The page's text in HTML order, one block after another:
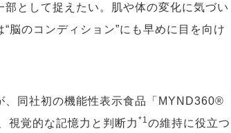
として捉えたい。肌や体の変化に気づい
脳のコンディション”にも早めに目を向け
、同社初の機能性表示食品「MYND360®
視覚的な記憶力と判断力 *1の維持に役立つ